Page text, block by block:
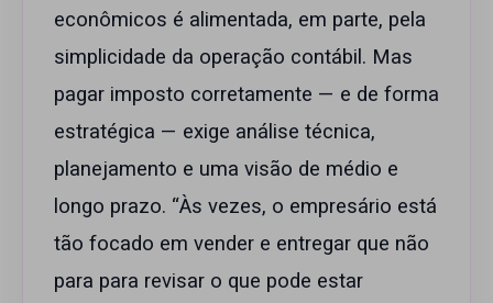
econômicos é alimentada, em parte, pela
simplicidade da operação contábil. Mas
pagar imposto corretamente — e de forma
estratégica — exige análise técnica,
planejamento e uma visão de médio e
longo prazo. “Às vezes, o empresário está
tão focado em vender e entregar que não
para para revisar o que pode estar